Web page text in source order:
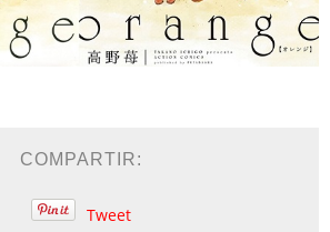
COMPARTIR:
Tweet